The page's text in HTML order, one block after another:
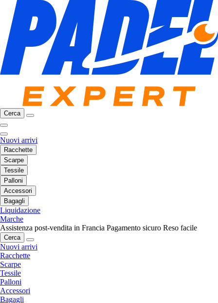
Cerca
Nuovi arrivi
Racchette
Scarpe
Tessile
Palloni
Accessori
Bagagli
Liquidazione
Marche
Assistenza post-vendita in Francia Pagamento sicuro Reso facile
Cerca
Nuovi arrivi
Racchette
Scarpe
Tessile
Palloni
Accessori
Bagagli